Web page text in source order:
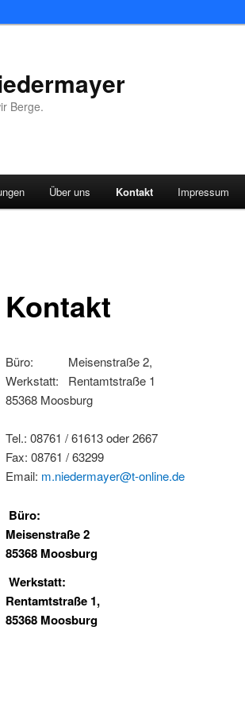
Berge.
Über uns Kontakt Impressum
Kontakt
Büro: Meisenstraße 2,
Werkstatt: Rentamtstraße 1
85368 Moosburg
Tel.: 08761 / 61613 oder 2667
Fax: 08761 / 63299
Email: m.niedermayer@t-online.de
Büro:
Meisenstraße 2
85368 Moosburg
Werkstatt:
Rentamtstraße 1,
85368 Moosburg